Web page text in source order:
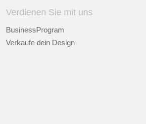
Verdienen Sie mit uns
BusinessProgram
Verkaufe dein Design